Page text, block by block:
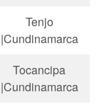
Tenjo
|Cundinamarca
Tocancipa
|Cundinamarca